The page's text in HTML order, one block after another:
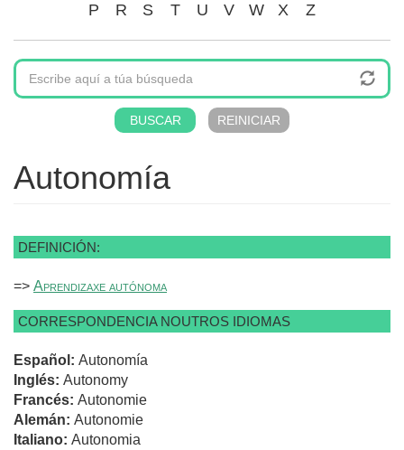
P
R S T U V W X Z
Autonomía
DEFINICIÓN:
=> Aprendizaxe autónoma
CORRESPONDENCIA NOUTROS IDIOMAS
Español: Autonomía
Inglés: Autonomy
Francés: Autonomie
Alemán: Autonomie
Italiano: Autonomia